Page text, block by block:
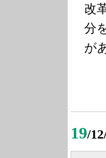
改
分
が
19/